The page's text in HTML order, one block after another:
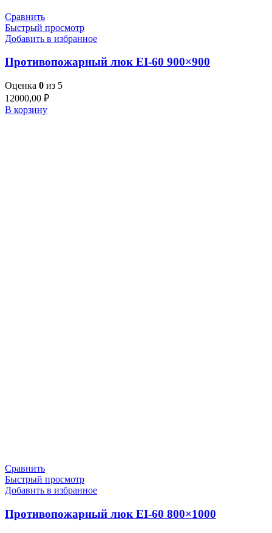
Сравнить
Быстрый просмотр
Добавить в избранное
Противопожарный люк EI-60 900×900
Оценка 0 из 5
12000,00 ₽
В корзину
Сравнить
Быстрый просмотр
Добавить в избранное
Противопожарный люк EI-60 800×1000